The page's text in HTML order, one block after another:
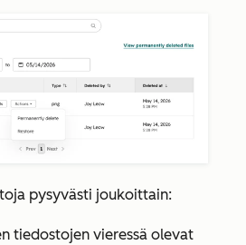
pysyvästi joukoittain:
tiedostojen vieressä olevat